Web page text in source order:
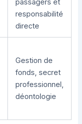
passagers et
responsabilité
directe
Gestion de
fonds, secret
professionnel,
déontologie